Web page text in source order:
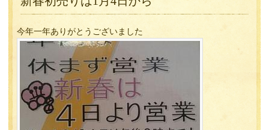
今年一年ありがとうございました